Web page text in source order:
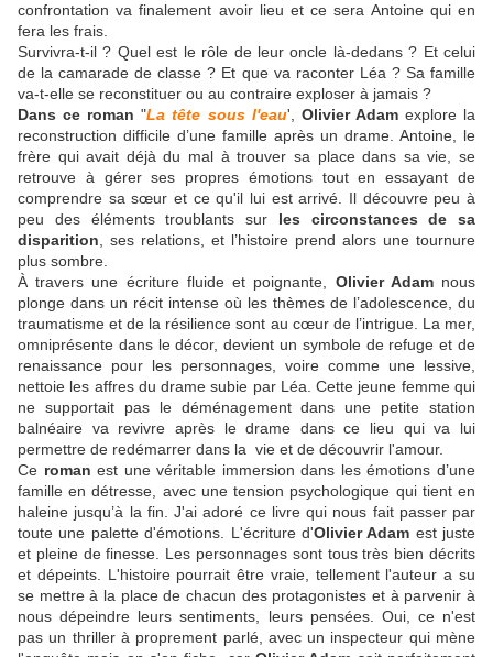
confrontation va finalement avoir lieu et ce sera Antoine qui en
fera les frais.
Survivra-t-il ? Quel est le rôle de leur oncle là-dedans ? Et celui
de la camarade de classe ? Et que va raconter Léa ? Sa famille
va-t-elle se reconstituer ou au contraire exploser à jamais ?
Dans ce roman"La tête sous l'eau', Olivier Adamexplore la
reconstruction difficile d’une famille après un drame. Antoine, le
frère qui avait déjà du mal à trouver sa place dans sa vie, se
retrouve à gérer ses propres émotions tout en essayant de
comprendre sa sœur et ce qu'il lui est arrivé. Il découvre peu à
peu des éléments troublants sur les circonstances de sa
disparition , ses relations, et l’histoire prend alors une tournure
plus sombre.
À travers une écriture fluide et poignante,
Olivier Adam nous
plonge dans un récit intense où les thèmes de l’adolescence, du
traumatisme et de la résilience sont au cœur de l’intrigue. La mer,
omniprésente dans le décor, devient un symbole de refuge et de
renaissance pour les personnages, voire comme une lessive,
nettoie les affres du drame subie par Léa. Cette jeune femme qui
ne supportait pas le déménagement dans une petite station
balnéaire va revivre après le drame dans ce lieu qui va lui
permettre de redémarrer dans la vie et de découvrir l'amour.
Ce roman est une véritable immersion dans les émotions d’une
famille en détresse, avec une tension psychologique qui tient en
haleine jusqu’à la fin. J'ai adoré ce livre qui nous fait passer par
toute une palette d'émotions. L'écriture d'Olivier Adam est juste
et pleine de finesse. Les personnages sont tous très bien décrits
et dépeints. L'histoire pourrait être vraie, tellement l'auteur a su
se mettre à la place de chacun des protagonistes et à parvenir à
nous dépeindre leurs sentiments, leurs pensées. Oui, ce n'est
pas un thriller à proprement parlé, avec un inspecteur qui mène